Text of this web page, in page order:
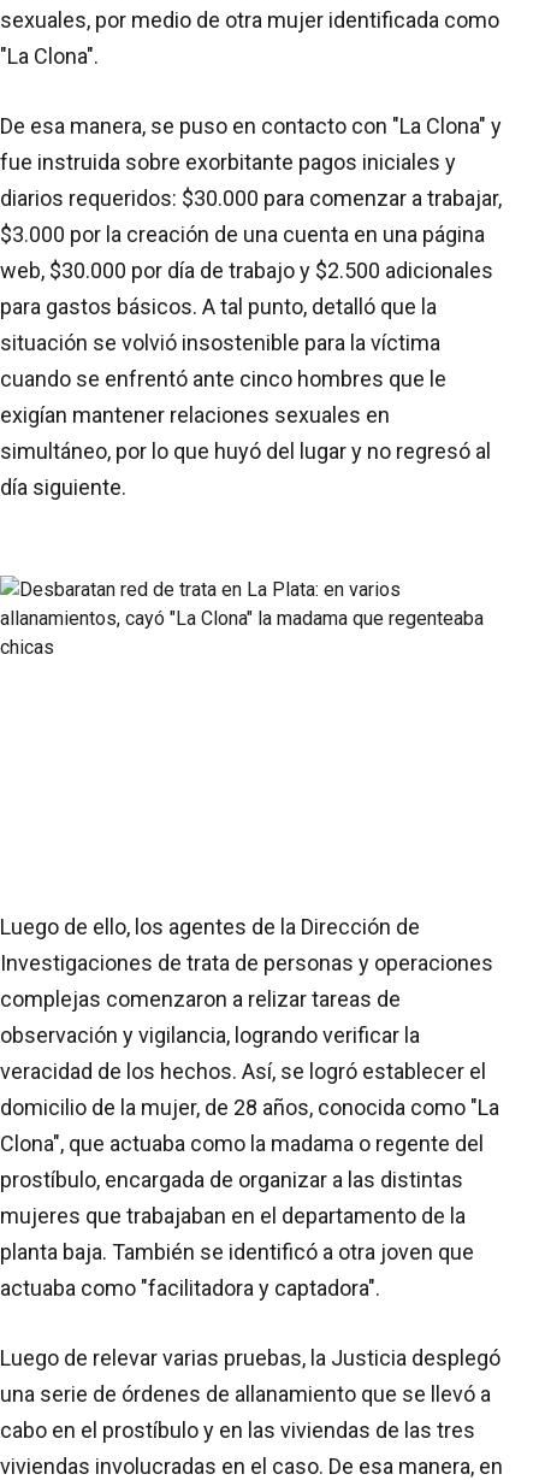
sexuales, por medio de otra mujer identificada como
"La Clona".
De esa manera, se puso en contacto con "La Clona" y
fue instruida sobre exorbitante pagos iniciales y
diarios requeridos: $30.000 para comenzar a trabajar,
$3.000 por la creación de una cuenta en una página
web, $30.000 por día de trabajo y $2.500 adicionales
para gastos básicos. A tal punto, detalló que la
situación se volvió insostenible para la víctima
cuando se enfrentó ante cinco hombres que le
exigían mantener relaciones sexuales en
simultáneo, por lo que huyó del lugar y no regresó al
día siguiente.
Luego de ello, los agentes de la Dirección de
Investigaciones de trata de personas y operaciones
complejas comenzaron a relizar tareas de
observación y vigilancia, logrando verificar la
veracidad de los hechos. Así, se logró establecer el
domicilio de la mujer, de 28 años, conocida como "La
Clona", que actuaba como la madama o regente del
prostíbulo, encargada de organizar a las distintas
mujeres que trabajaban en el departamento de la
planta baja. También se identificó a otra joven que
actuaba como "facilitadora y captadora".
Luego de relevar varias pruebas, la Justicia desplegó
una serie de órdenes de allanamiento que se llevó a
cabo en el prostíbulo y en las viviendas de las tres
viviendas involucradas en el caso. De esa manera, en